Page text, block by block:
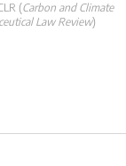
(Carbon and Climate
Law Review)